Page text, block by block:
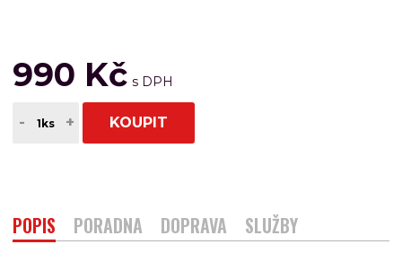
990 Kč
- + KOUPIT
POPIS PORADNA DOPRAVA SLUŽBY